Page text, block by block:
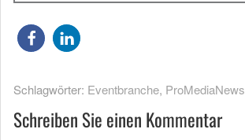
Schlagwörter: Eventbranche, ProMediaNews
Schreiben Sie einen Kommentar